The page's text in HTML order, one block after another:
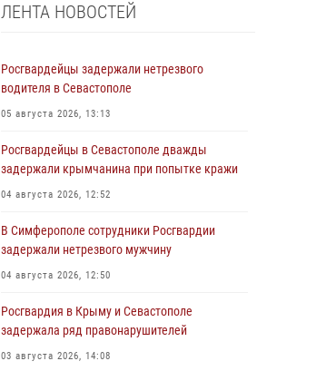
ЛЕНТА НОВОСТЕЙ
Росгвардейцы задержали нетрезвого
водителя в Севастополе
05 августа 2026, 13:13
Росгвардейцы в Севастополе дважды
задержали крымчанина при попытке кражи
04 августа 2026, 12:52
В Симферополе сотрудники Росгвардии
задержали нетрезвого мужчину
04 августа 2026, 12:50
Росгвардия в Крыму и Севастополе
задержала ряд правонарушителей
03 августа 2026, 14:08